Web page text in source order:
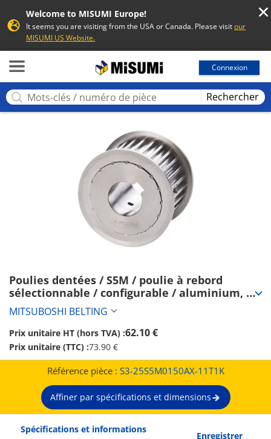
Welcome to MISUMI Europe!
It seems you are visiting from the USA or Canada. Please visitour
MISUMI US Website.
Connexion
Rechercher
Poulies dentées / S5M / poulie à rebord
sélectionnable / configurable / aluminium,
acier / anodisé, bruni, nickelé chimiquement
/ S5M0150 (S3-25S5M0150AX-11T1K)
MITSUBOSHI BELTING
Prix unitaire HT (hors TVA) :62.10 €
Prix unitaire (TTC) :73.90 €
Référence pièce : S3-25S5M0150AX-11T1K
Affiner par spécifications et dimensions
Spécifications et informations
Enregistrer